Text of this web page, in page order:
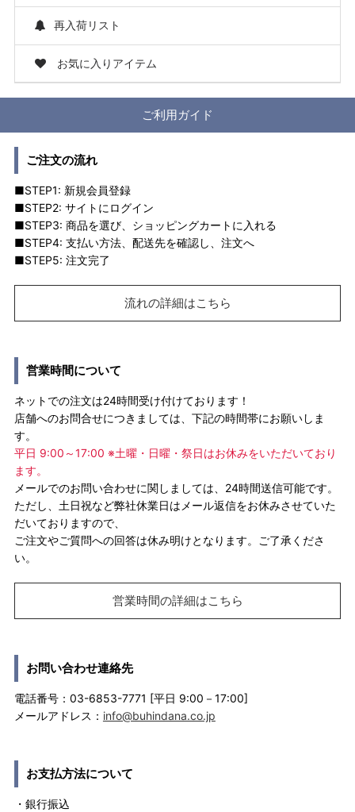
再入荷リスト
お気に入りアイテム
ご利用ガイド
ご注文の流れ
■STEP1: 新規会員登録
■STEP2: サイトにログイン
■STEP3: 商品を選び、ショッピングカートに入れる
■STEP4: 支払い方法、配送先を確認し、注文へ
■STEP5: 注文完了
流れの詳細はこちら
営業時間について
ネットでの注文は24時間受け付けております！
店舗へのお問合せにつきましては、下記の時間帯にお願いしま
す。
平日 9:00～17:00 ※土曜・日曜・祭日はお休みをいただいており
ます。
メールでのお問い合わせに関しましては、24時間送信可能です。
ただし、土日祝など弊社休業日はメール返信をお休みさせていた
だいておりますので、
ご注文やご質問への回答は休み明けとなります。ご了承くださ
い。
営業時間の詳細はこちら
お問い合わせ連絡先
電話番号：03-6853-7771 [平日 9:00－17:00]
メールアドレス： info@buhindana.co.jp
お支払方法について
・銀行振込